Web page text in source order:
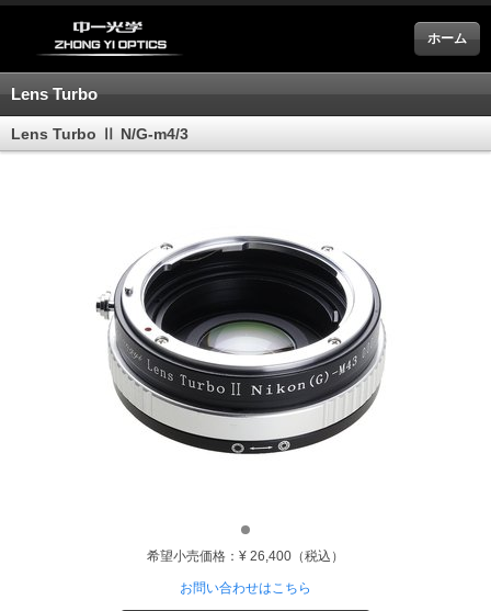
ホーム
Lens Turbo
Lens Turbo Ⅱ N/G‐m4/3
希望小売価格：¥ 26,400（税込）
お問い合わせはこちら